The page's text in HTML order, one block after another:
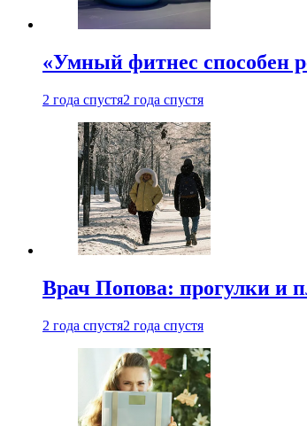
«Умный фитнес способен
2 года спустя2 года спустя
Врач Попова: прогулки и
2 года спустя2 года спустя